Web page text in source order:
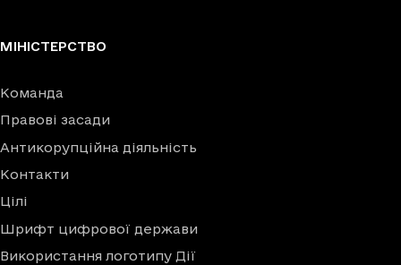
МІНІСТЕРСТВО
Команда
Правові засади
Антикорупційна діяльність
Контакти
Цілі
Шрифт цифрової держави
Використання логотипу Дії